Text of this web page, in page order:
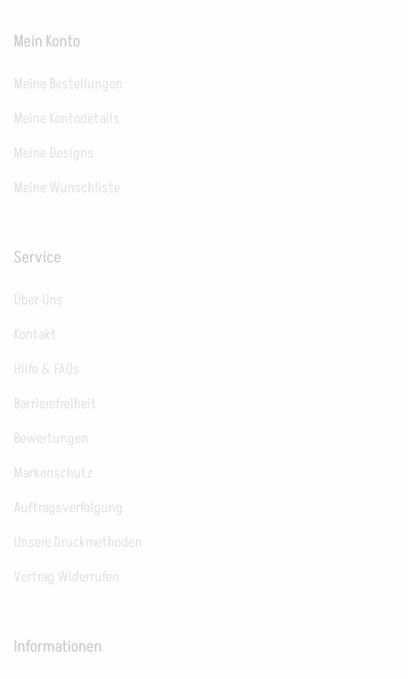
Mein Konto
Meine Bestellungen
Meine Kontodetails
Meine Designs
Meine Wunschliste
Service
Über Uns
Kontakt
Hilfe & FAQs
Barrierefreiheit
Bewertungen
Markenschutz
Auftragsverfolgung
Unsere Druckmethoden
Vertrag Widerrufen
Informationen